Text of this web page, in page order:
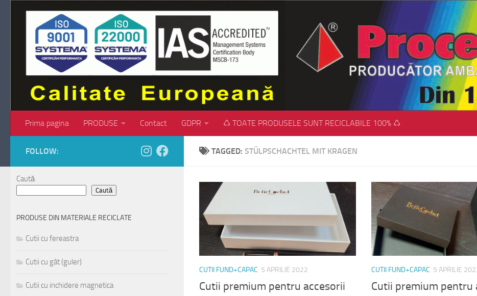
Skip to content
Prima pagina PRODUSE Contact GDPR ♺ TOATE PRODUSELE SUNT RECICLABILE 100% ♺
TAGGED: STÜLPSCHACHTEL MIT KRAGEN
CUTII FUND+CAPAC 5 APRILIE 2022
Cutii premium pentru accesorii
CUTII FUND+CAPAC 5 APRILIE
Cutii premium pentru
FOLLOW:
Caută
Caută
PRODUSE DIN MATERIALE RECICLATE
Cutii cu fereastra
Cutii cu gât (guler)
Cutii cu inchidere magnetica